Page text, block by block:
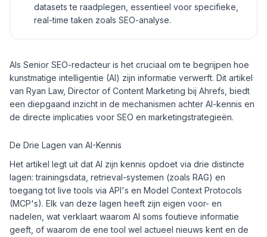
datasets te raadplegen, essentieel voor specifieke,
real-time taken zoals SEO-analyse.
Als Senior SEO-redacteur is het cruciaal om te begrijpen hoe
kunstmatige intelligentie (AI) zijn informatie verwerft. Dit artikel
van Ryan Law, Director of Content Marketing bij Ahrefs, biedt
een diepgaand inzicht in de mechanismen achter AI-kennis en
de directe implicaties voor SEO en marketingstrategieën.
De Drie Lagen van AI-Kennis
Het artikel legt uit dat AI zijn kennis opdoet via drie distincte
lagen: trainingsdata, retrieval-systemen (zoals RAG) en
toegang tot live tools via API's en Model Context Protocols
(MCP's). Elk van deze lagen heeft zijn eigen voor- en
nadelen, wat verklaart waarom AI soms foutieve informatie
geeft, of waarom de ene tool wel actueel nieuws kent en de